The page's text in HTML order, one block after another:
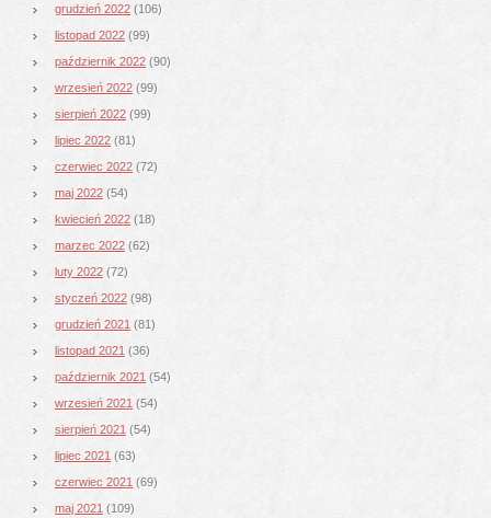
grudzień 2022 (106)
listopad 2022 (99)
październik 2022 (90)
wrzesień 2022 (99)
sierpień 2022 (99)
lipiec 2022 (81)
czerwiec 2022 (72)
maj 2022 (54)
kwiecień 2022 (18)
marzec 2022 (62)
luty 2022 (72)
styczeń 2022 (98)
grudzień 2021 (81)
listopad 2021 (36)
październik 2021 (54)
wrzesień 2021 (54)
sierpień 2021 (54)
lipiec 2021 (63)
czerwiec 2021 (69)
maj 2021 (109)